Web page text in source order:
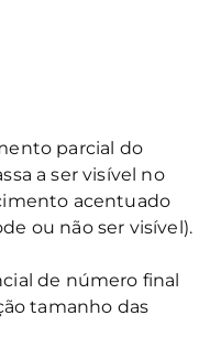
parcial do
a ser visível no
acentuado
ou não ser visível).
de número final
tamanho das